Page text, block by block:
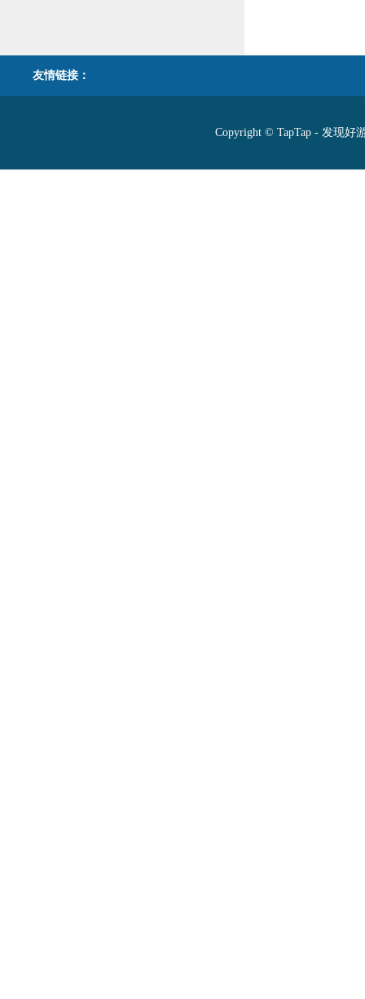
友情链接：
Copyright © TapTap - 发现好